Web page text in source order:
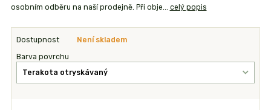
osobním odběru na naší prodejně. Při obje... celý popis
Dostupnost Není skladem
Barva povrchu